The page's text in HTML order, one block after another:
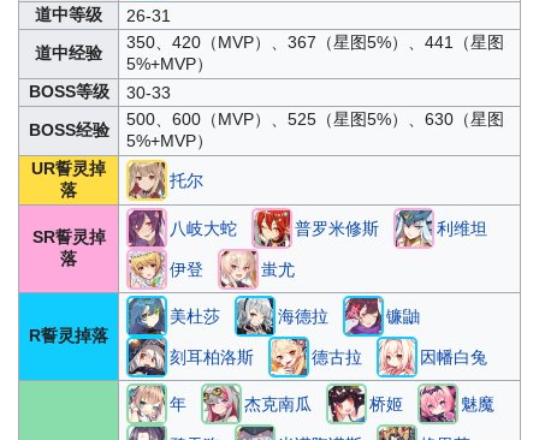
道中等级
26-31
道中经验
350、420（MVP）、367（星图5%）、441（星图
5%+MVP）
BOSS等级
30-33
BOSS经验
500、600（MVP）、525（星图5%）、630（星图
5%+MVP）
UR誓灵掉
落
托尔
SR誓灵掉
落
八岐大蛇 普罗米修斯 利维坦
伊登 蚩尤
R誓灵掉落
美杜莎 海德拉 镰鼬
刻耳柏洛斯 德古拉 因幡白兔
年 杰克南瓜 桥姬 魅魔